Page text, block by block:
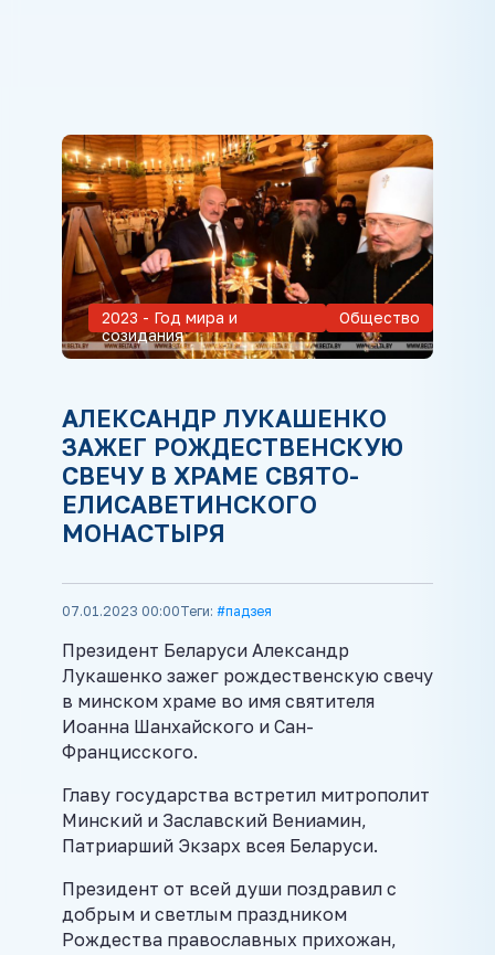
2023 - Год мира и
созидания
Общество
АЛЕКСАНДР ЛУКАШЕНКО
ЗАЖЕГ РОЖДЕСТВЕНСКУЮ
СВЕЧУ В ХРАМЕ СВЯТО-
ЕЛИСАВЕТИНСКОГО
МОНАСТЫРЯ
07.01.2023 00:00Теги: #падзея
Президент Беларуси Александр
Лукашенко зажег рождественскую свечу
в минском храме во имя святителя
Иоанна Шанхайского и Сан-
Францисского.
Главу государства встретил митрополит
Минский и Заславский Вениамин,
Патриарший Экзарх всея Беларуси.
Президент от всей души поздравил с
добрым и светлым праздником
Рождества православных прихожан,